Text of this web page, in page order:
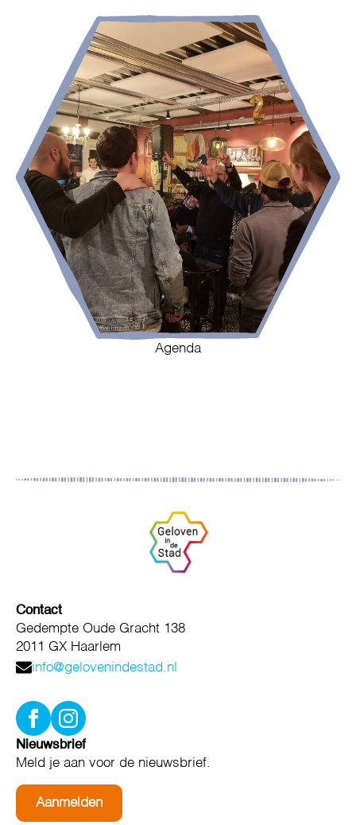
Agenda
Contact
Gedempte Oude Gracht 138
2011 GX Haarlem
info@gelovenindestad.nl
Nieuwsbrief
Meld je aan voor de nieuwsbrief.
Aanmelden